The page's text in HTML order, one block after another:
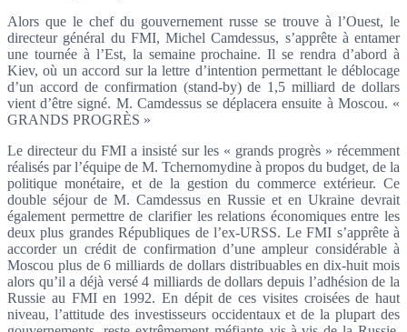
Alors que le chef du gouvernement russe se trouve à l’Ouest, le
directeur général du FMI, Michel Camdessus, s’apprête à entamer
une tournée à l’Est, la semaine prochaine. Il se rendra d’abord à
Kiev, où un accord sur la lettre d’intention permettant le déblocage
d’un accord de confirmation (stand-by) de 1,5 milliard de dollars
vient d’être signé. M. Camdessus se déplacera ensuite à Moscou. «
GRANDS PROGRÈS »
Le directeur du FMI a insisté sur les « grands progrès » récemment
réalisés par l’équipe de M. Tchernomydine à propos du budget, de la
politique monétaire, et de la gestion du commerce extérieur. Ce
double séjour de M. Camdessus en Russie et en Ukraine devrait
également permettre de clarifier les relations économiques entre les
deux plus grandes Républiques de l’ex-URSS. Le FMI s’apprête à
accorder un crédit de confirmation d’une ampleur considérable à
Moscou plus de 6 milliards de dollars distribuables en dix-huit mois
alors qu’il a déjà versé 4 milliards de dollars depuis l’adhésion de la
Russie au FMI en 1992. En dépit de ces visites croisées de haut
niveau, l’attitude des investisseurs occidentaux et de la plupart des